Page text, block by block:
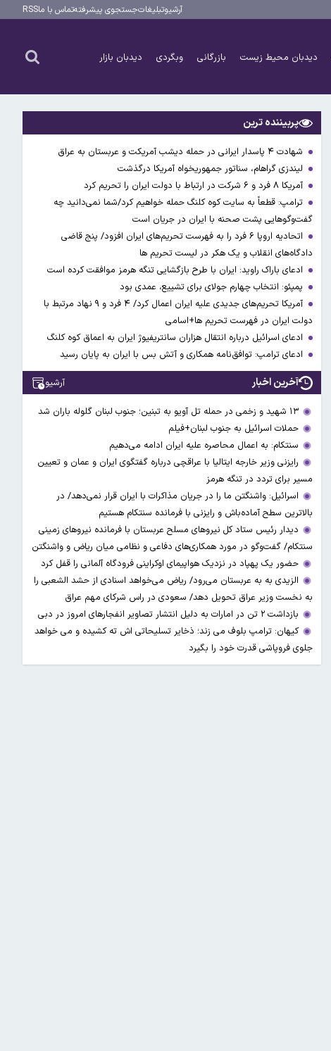
آرشیوتبلیغاتجستجوی پیشرفتهتماس با ماRSS
دیدبان محیط زیست بازرگانی وبگردی دیدبان بازار
پربیننده ترین
شهادت ۴ پاسدار ایرانی در حمله دیشب آمریکت و عربستان به عراق
لیندزی گراهام، سناتور جمهوریخواه آمریکا درگذشت
آمریکا ۸ فرد و ۶ شرکت در ارتباط با دولت ایران را تحریم کرد
ترامپ: قطعاً به سایت کوه کلنگ حمله خواهیم کرد/شما نمی‌دانید چه
گفت‌وگوهایی پشت صحنه با ایران در جریان است
اتحادیه اروپا ۶ فرد را به فهرست تحریم‌های ایران افزود/ پنج قاضی
دادگاه‌های انقلاب و یک هکر در لیست تحریم ها
ادعای باراک راوید: ایران با طرح بازگشایی تنگه هرمز موافقت کرده است
پمپئو: انتخاب چهارم جولای برای تشییع، عمدی بود
آمریکا تحریم‌های جدیدی علیه ایران اعمال کرد/ ۴ فرد و ۹ نهاد مرتبط با
دولت ایران در فهرست تحریم ها+اسامی
ادعای اسرائیل درباره انتقال هزاران سانتریفیوژ ایران به اعماق کوه کلنگ
ادعای ترامپ: توافق‌نامه همکاری و آتش بس با ایران به پایان رسید
آخرین اخبار آرشیو
۱۳ شهید و زخمی در حمله تل آویو به تبنین؛ جنوب لبنان گلوله باران شد
حملات اسرائیل به جنوب لبنان+فیلم
سنتکام: به اعمال محاصره علیه ایران ادامه می‌دهیم
رایزنی وزیر خارجه ایتالیا با عراقچی درباره گفتگوی ایران و عمان و تعیین
مسیر برای تردد در تنگه هرمز
اسرائیل: واشنگتن ما را در جریان مذاکرات با ایران قرار نمی‌دهد/ در
بالاترین سطح آماده‌باش و رایزنی با فرمانده سنتکام هستیم
دیدار رئیس ستاد کل نیروهای مسلح عربستان با فرمانده نیروهای زمینی
سنتکام/ گفت‌وگو در مورد همکاری‌های دفاعی و نظامی میان ریاض و واشنگتن
حضور یک پهپاد در نزدیک هواپیمای اوکراینی فرودگاه آلمانی را قفل کرد
الزیدی به به عربستان می‌رود/ ریاض می‌خواهد اسنادی از حشد الشعبی را
به نخست وزیر عراق تحویل دهد/ سعودی در راس شرکای مهم عراق
بازداشت ۲ تن در امارات به‌ دلیل انتشار تصاویر انفجارهای امروز در دبی
کیهان: ترامپ بلوف می زند؛ ذخایر تسلیحاتی اش ته کشیده و می خواهد
جلوی فروپاشی قدرت خود را بگیرد